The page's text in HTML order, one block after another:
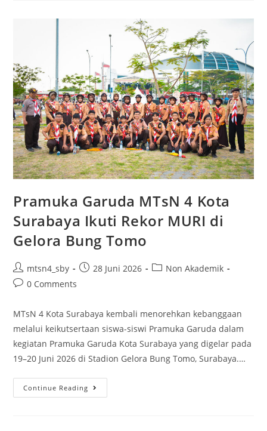
Tandatangani
MoU
dengan
Lembaga
Tilawati
untuk
Program
Tahtim
dan
Tahfidz
Pramuka Garuda MTsN 4 Kota
Surabaya Ikuti Rekor MURI di
Gelora Bung Tomo
Post
author:
mtsn4_sby
Post28 Juni 2026
PostNon Akademik
Post0 Comments
MTsN 4 Kota Surabaya kembali menorehkan kebanggaan
melalui keikutsertaan siswa-siswi Pramuka Garuda dalam
kegiatan Pramuka Garuda Kota Surabaya yang digelar pada
19–20 Juni 2026 di Stadion Gelora Bung Tomo, Surabaya.…
Continue Reading
Garuda